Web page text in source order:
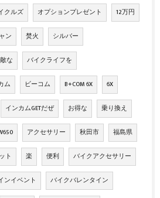
クルズ オプションプレゼント 12万円
ン 焚火 シルバー
な バイクライフを
ム ビーコム B+COM 6X 6X
インカムGETだぜ お得な 乗り換え
アクセサリー 秋田市 福島県
ト 楽 便利 バイクアクセサリー
ンイベント バイクバレンタイン